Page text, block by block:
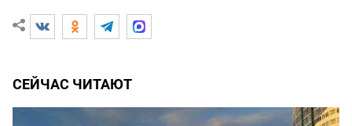
СЕЙЧАС ЧИТАЮТ